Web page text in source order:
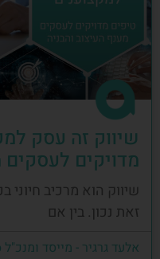
שיווק זה עסק
מדויקים לעסקים
שיווק הוא מרכיב
זאת נכון. בין אם
אלעד גרגיר - מייסד ומנכ"ל arcdb